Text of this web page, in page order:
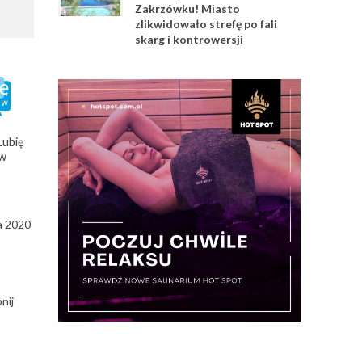
2020
Zakrzówku! Miasto
zlikwidowało strefę po fali
skarg i kontrowersji